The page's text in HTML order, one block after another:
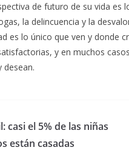
de futuro de su vida es
la delincuencia y la
es lo único que ven y donde
y en muchos
desean.
el 5% de las niñas
están casadas